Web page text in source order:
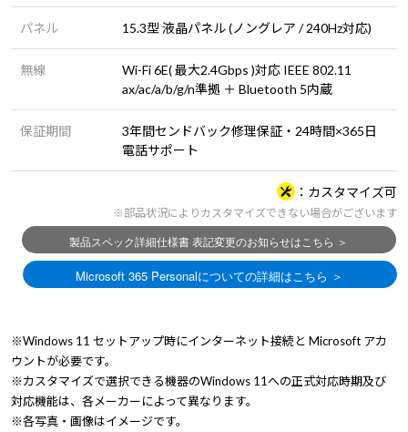
パネル 15.3型 液晶パネル (ノングレア / 240Hz対応)
無線
Wi-Fi 6E( 最大2.4Gbps )対応 IEEE 802.11
ax/ac/a/b/g/n準拠 ＋ Bluetooth 5内蔵
保証期間
3年間センドバック修理保証・24時間×365日
電話サポート
カスタマイズ可
※部品状況によりカスタマイズできない場合がございます
※Windows 11 セットアップ時にインターネット接続と Microsoft アカ
ウントが必要です。
※カスタマイズで選択できる機器のWindows 11への正式対応時期及び
対応機能は、各メーカーによって異なります。
※各写真・画像はイメージです。